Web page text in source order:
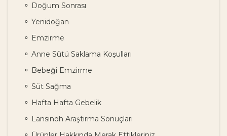
Doğum Sonrası
Yenidoğan
Emzirme
Anne Sütü Saklama Koşulları
Bebeği Emzirme
Süt Sağma
Hafta Hafta Gebelik
Lansinoh Araştırma Sonuçları